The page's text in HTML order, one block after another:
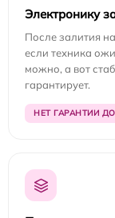
Электронику
После залития
если техника
можно, а вот
гарантирует.
НЕТ ГАРАНТИИ